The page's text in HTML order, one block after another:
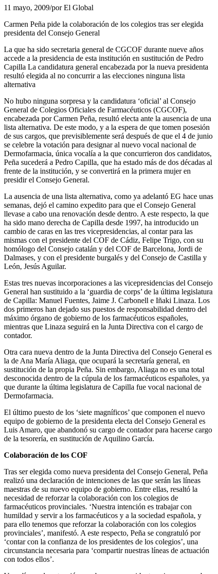
11 mayo, 2009/porEl Global
Carmen Peña pide la colaboración de los colegios tras ser elegida
presidenta del Consejo General
La que ha sido secretaria general de CGCOF durante nueve años
accede a la presidencia de esta institución en sustitución de Pedro
Capilla La candidatura general encabezada por la nueva presidenta
resultó elegida al no concurrir a las elecciones ninguna lista
alternativa
No hubo ninguna sorpresa y la candidatura ‘oficial’ al Consejo
General de Colegios Oficiales de Farmacéuticos (CGCOF),
encabezada por Carmen Peña, resultó electa ante la ausencia de una
lista alternativa. De este modo, y a la espera de que tomen posesión
de sus cargos, que previsiblemente será después de que el 4 de junio
se celebre la votación para designar al nuevo vocal nacional de
Dermofarmacia, única vocalía a la que concurrieron dos candidatos,
Peña sucederá a Pedro Capilla, que ha estado más de dos décadas al
frente de la institución, y se convertirá en la primera mujer en
presidir el Consejo General.
La ausencia de una lista alternativa, como ya adelantó EG hace unas
semanas, dejó el camino expedito para que el Consejo General
llevase a cabo una renovación desde dentro. A este respecto, la que
ha sido mano derecha de Capilla desde 1997, ha introducido un
cambio de caras en las tres vicepresidencias, al contar para las
mismas con el presidente del COF de Cádiz, Felipe Trigo, con su
homólogo del Consejo catalán y del COF de Barcelona, Jordi de
Dalmases, y con el presidente burgalés y del Consejo de Castilla y
León, Jesús Aguilar.
Estas tres nuevas incorporaciones a las vicepresidencias del Consejo
General han sustituido a la ‘guardia de corps’ de la última legislatura
de Capilla: Manuel Fuentes, Jaime J. Carbonell e Iñaki Linaza. Los
dos primeros han dejado sus puestos de responsabilidad dentro del
máximo órgano de gobierno de los farmacéuticos españoles,
mientras que Linaza seguirá en la Junta Directiva con el cargo de
contador.
Otra cara nueva dentro de la Junta Directiva del Consejo General es
la de Ana María Aliaga, que ocupará la secretaría general, en
sustitución de la propia Peña. Sin embargo, Aliaga no es una total
desconocida dentro de la cúpula de los farmacéuticos españoles, ya
que durante la última legislatura de Capilla fue vocal nacional de
Dermofarmacia.
El último puesto de los ‘siete magníficos’ que componen el nuevo
equipo de gobierno de la presidenta electa del Consejo General es
Luis Amaro, que abandonó su cargo de contador para hacerse cargo
de la tesorería, en sustitución de Aquilino García.
Colaboración de los COF
Tras ser elegida como nueva presidenta del Consejo General, Peña
realizó una declaración de intenciones de las que serán las líneas
maestras de su nuevo equipo de gobierno. Entre ellas, resaltó la
necesidad de reforzar la colaboración con los colegios de
farmacéuticos provinciales. ‘Nuestra intención es trabajar con
humildad y servir a los farmacéuticos y a la sociedad española, y
para ello tenemos que reforzar la colaboración con los colegios
provinciales’, manifestó. A este respecto, Peña se congratuló por
‘contar con la confianza de los presidentes de los colegios’, una
circunstancia necesaria para ‘compartir nuestras líneas de actuación
con todos ellos’.